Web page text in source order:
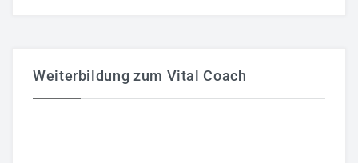
Weiterbildung zum Vital Coach